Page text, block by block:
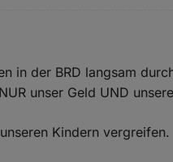
in der BRD langsam
unser Geld UND
Kindern vergreifen.